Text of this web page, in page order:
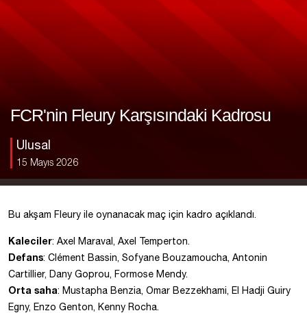
FCR'nin Fleury Karşısındaki Kadrosu
Ulusal
15 Mayıs 2026
Bu akşam Fleury ile oynanacak maç için kadro açıklandı.
Kaleciler: Axel Maraval, Axel Temperton.
Defans: Clément Bassin, Sofyane Bouzamoucha, Antonin
Cartillier, Dany Goprou, Formose Mendy.
Orta saha: Mustapha Benzia, Omar Bezzekhami, El Hadji Guiry
Egny, Enzo Genton, Kenny Rocha.